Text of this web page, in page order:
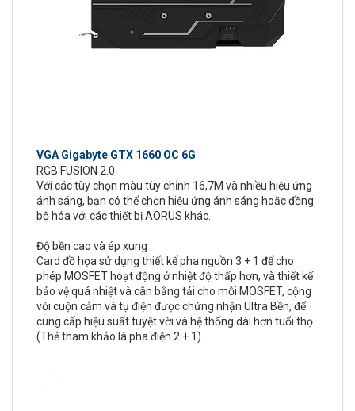
VGA Gigabyte GTX 1660 OC 6G
RGB FUSION 2.0
Với các tùy chọn màu tùy chỉnh 16,7M và nhiều hiệu ứng
ánh sáng, bạn có thể chọn hiệu ứng ánh sáng hoặc đồng
bộ hóa với các thiết bị AORUS khác.
Độ bền cao và ép xung
Card đồ họa sử dụng thiết kế pha nguồn 3 + 1 để cho
phép MOSFET hoạt động ở nhiệt độ thấp hơn, và thiết kế
bảo vệ quá nhiệt và cân bằng tải cho mỗi MOSFET, cộng
với cuộn cảm và tụ điện được chứng nhận Ultra Bền, để
cung cấp hiệu suất tuyệt vời và hệ thống dài hơn tuổi thọ.
(Thẻ tham khảo là pha điện 2 + 1)